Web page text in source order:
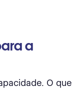
a
O que